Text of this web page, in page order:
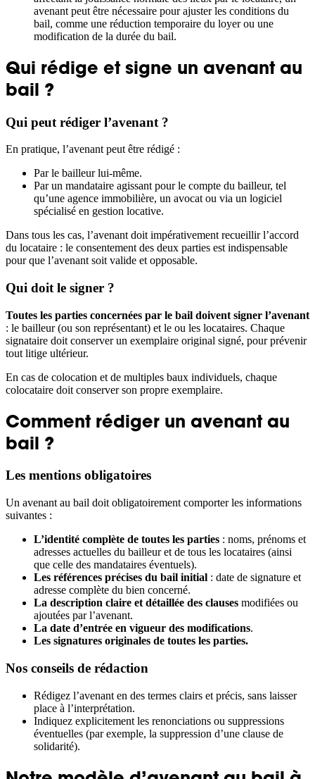
avenant peut être nécessaire pour ajuster les conditions du
bail, comme une réduction temporaire du loyer ou une
modification de la durée du bail.
Qui rédige et signe un avenant au
bail ?
Qui peut rédiger l’avenant ?
En pratique, l’avenant peut être rédigé :
Par le bailleur lui-même.
Par un mandataire agissant pour le compte du bailleur, tel
qu’une agence immobilière, un avocat ou via un logiciel
spécialisé en gestion locative.
Dans tous les cas, l’avenant doit impérativement recueillir l’accord
du locataire : le consentement des deux parties est indispensable
pour que l’avenant soit valide et opposable.
Qui doit le signer ?
Toutes les parties concernées par le bail doivent signer l’avenant
: le bailleur (ou son représentant) et le ou les locataires. Chaque
signataire doit conserver un exemplaire original signé, pour prévenir
tout litige ultérieur.
En cas de colocation et de multiples baux individuels, chaque
colocataire doit conserver son propre exemplaire.
Comment rédiger un avenant au
bail ?
Les mentions obligatoires
Un avenant au bail doit obligatoirement comporter les informations
suivantes :
L’identité complète de toutes les parties : noms, prénoms et
adresses actuelles du bailleur et de tous les locataires (ainsi
que celle des mandataires éventuels).
Les références précises du bail initial : date de signature et
adresse complète du bien concerné.
La description claire et détaillée des clauses modifiées ou
ajoutées par l’avenant.
La date d’entrée en vigueur des modifications.
Les signatures originales de toutes les parties.
Nos conseils de rédaction
Rédigez l’avenant en des termes clairs et précis, sans laisser
place à l’interprétation.
Indiquez explicitement les renonciations ou suppressions
éventuelles (par exemple, la suppression d’une clause de
solidarité).